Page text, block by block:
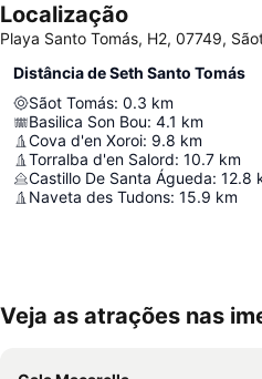
Localização
Playa Santo Tomás, H2, 07749,
Distância de Seth Santo Tomás
Sãot Tomás: 0.3 km
Basilica Son Bou: 4.1 km
Cova d'en Xoroi: 9.8 km
Torralba d'en Salord: 10.7 km
Castillo De Santa Águeda: 12.8
Naveta des Tudons: 15.9 km
Veja as atrações nas